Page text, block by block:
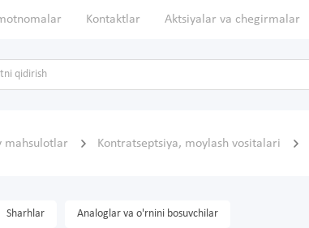
Kontaktlar Aktsiyalar va chegirmalar
mahsulotlar Kontratseptsiya, moylash vositalari
Sharhlar Analoglar va o'rnini bosuvchilar